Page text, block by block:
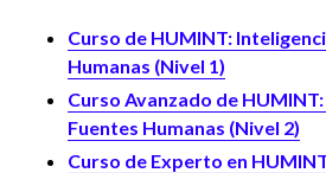
Curso de HUMINT:
Humanas (Nivel 1)
Curso Avanzado de
Fuentes Humanas (Nivel 2)
Curso de Experto en